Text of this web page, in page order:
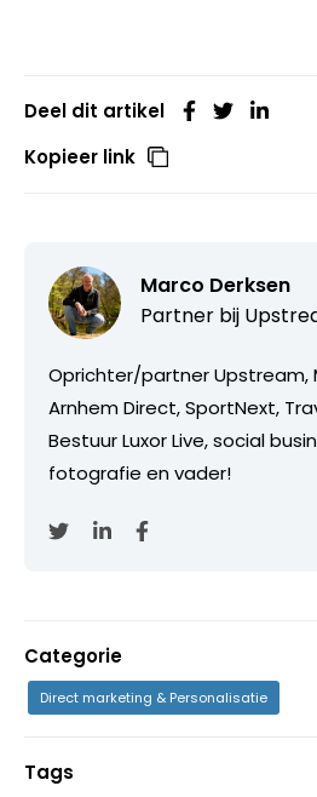
Deel dit artikel
Kopieer link
Marco Derksen
Partner bij
Oprichter/partner Upstream,
Arnhem Direct, SportNext,
Bestuur Luxor Live, social
fotografie en vader!
Categorie
Direct marketing & Personalisatie
Tags